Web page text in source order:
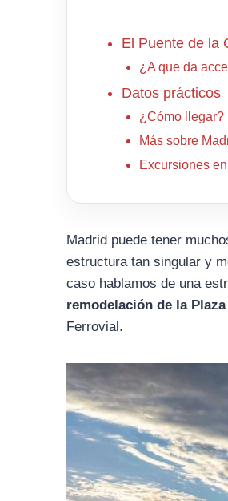
El Puente de la
¿A que da
Datos prácticos
¿Cómo llegar?
Más sobre
Excursiones
Madrid puede tener
estructura tan singular y
caso hablamos de una
remodelación de la
Ferrovial.